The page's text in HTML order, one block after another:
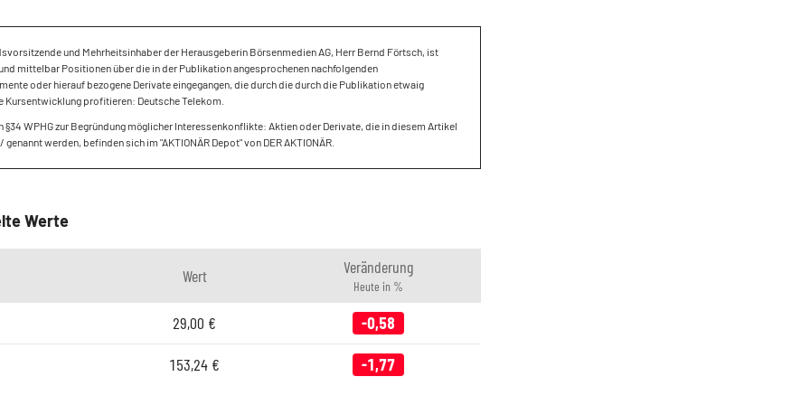
und Mehrheitsinhaber der Herausgeberin Börsenmedien AG, Herr Bernd Förtsch, ist
mittelbar Positionen über die in der Publikation angesprochenen nachfolgenden
oder hierauf bezogene Derivate eingegangen, die durch die durch die Publikation etwaig
Kursentwicklung profitieren: Deutsche Telekom.
§34 WPHG zur Begründung möglicher Interessenkonflikte: Aktien oder Derivate, die in diesem Artikel
werden, befinden sich im "AKTIONÄR Depot" von DER AKTIONÄR.
Werte
Wert Veränderung
Heute in %
29,00 € -0,58
153,24 € -1,77